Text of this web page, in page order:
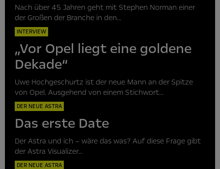
Nach über 45 Jahren geht mit Stephen Norman einer
der Großen der Branche in den...
INTERVIEW
„Vor Opel liegt eine goldene
Dekade“
Uwe Hochgeschurtz ist der neue Mann an der Spitze
von Opel. Ausgehend von einem Stichwort...
DER NEUE ASTRA
Das erste Date
Der Astra und ich – wäre das was? Auf diese Frage gibt
der Astra Visualizer...
DER NEUE ASTRA